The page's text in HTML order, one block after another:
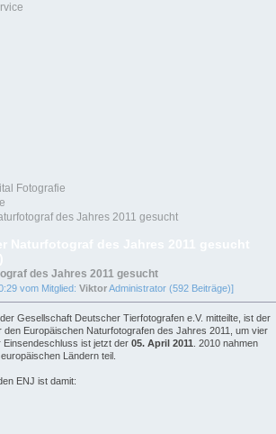
Fotografie
des Jahres 2011 gesucht
des Jahres 2011 gesucht
vom Mitglied: ViktorAdministrator (592 Beiträge)]
Gesellschaft Deutscher Tierfotografen e.V. mitteilte, ist der
den Europäischen Naturfotografen des Jahres 2011, um vier
ist jetzt der 05. April 2011
. 2010 nahmen
Ländern teil.
ENJ ist damit: